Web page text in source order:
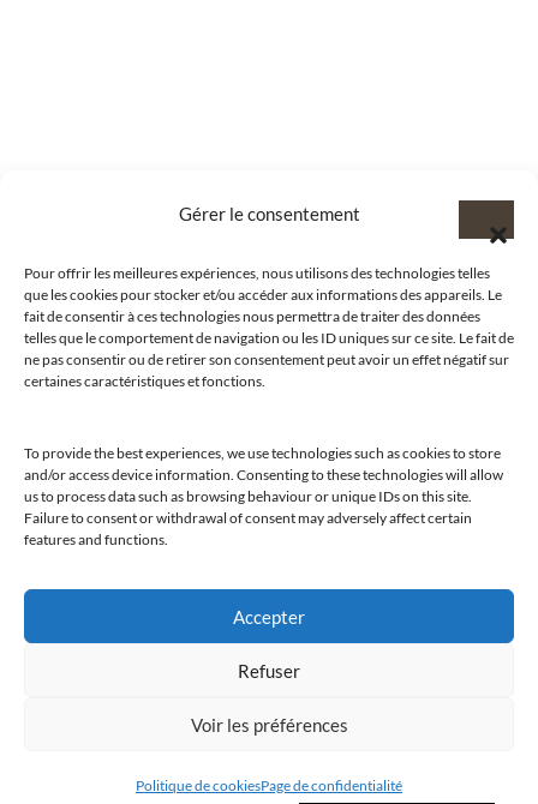
Gérer le consentement
Pour offrir les meilleures expériences, nous utilisons des technologies telles
que les cookies pour stocker et/ou accéder aux informations des appareils. Le
fait de consentir à ces technologies nous permettra de traiter des données
telles que le comportement de navigation ou les ID uniques sur ce site. Le fait de
ne pas consentir ou de retirer son consentement peut avoir un effet négatif sur
certaines caractéristiques et fonctions.
To provide the best experiences, we use technologies such as cookies to store
and/or access device information. Consenting to these technologies will allow
us to process data such as browsing behaviour or unique IDs on this site.
Failure to consent or withdrawal of consent may adversely affect certain
features and functions.
Accepter
Refuser
Voir les préférences
Politique de cookiesPage de confidentialité
@clubamilcar